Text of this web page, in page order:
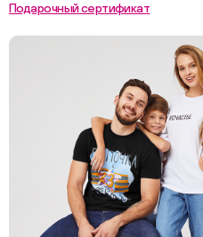
Подарочный сертификат